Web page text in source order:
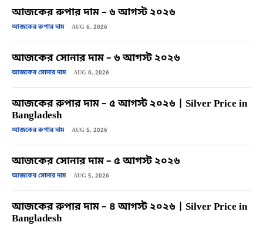
আজকের রুপার দাম – ৬ আগস্ট ২০২৬
আজকের রুপার দাম AUG 6, 2026
আজকের সোনার দাম – ৬ আগস্ট ২০২৬
আজকের সোনার দাম AUG 6, 2026
আজকের রুপার দাম – ৫ আগস্ট ২০২৬ | Silver Price in
Bangladesh
আজকের রুপার দাম AUG 5, 2026
আজকের সোনার দাম – ৫ আগস্ট ২০২৬
আজকের সোনার দাম AUG 5, 2026
আজকের রুপার দাম – ৪ আগস্ট ২০২৬ | Silver Price in
Bangladesh